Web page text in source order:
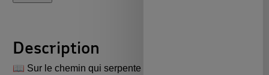
Description
📖 Sur le chemin qui serpente de page en page, à toi de